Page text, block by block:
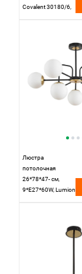
Covalent 30180/6,
Люстра
потолочная
26*78*47- см,
9*E27*60W, Lumion